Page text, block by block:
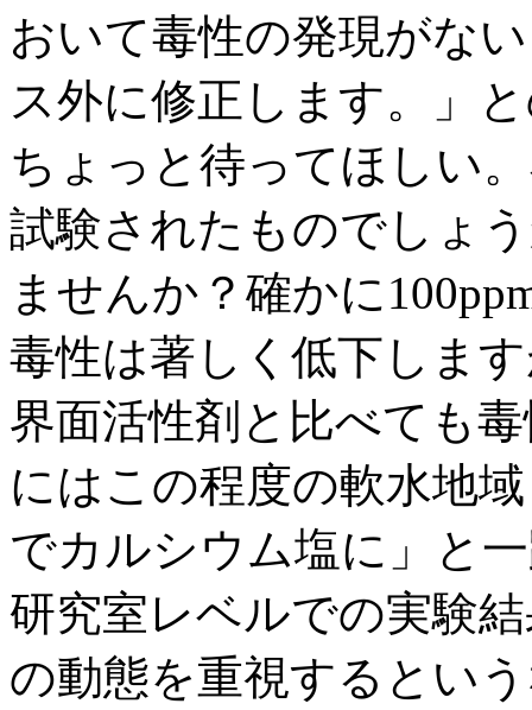
おいて毒性の発現がな
ス外に修正します。」
ちょっと待ってほしい
試験されたものでしょ
ませんか？確かに
毒性は著しく低下しま
界面活性剤と比べても
にはこの程度の軟水地
でカルシウム塩に」と
研究室レベルでの実験
の動態を重視するとい